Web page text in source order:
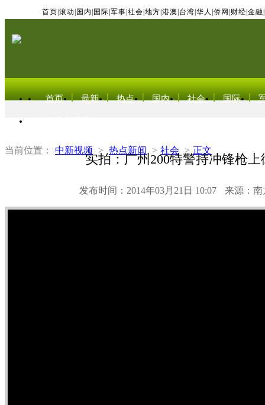
首页 滚动 国内 国际 军事 社会 地方 港澳 台湾 华人 侨网 财经 金融
首页 最新 热点 国内 社会 国际
当前位置： 中新视频 > 热点新闻 > 社会 > 正文
实拍：广州200特警持冲锋枪上
发布时间：2014年03月21日 10:07 来源：南